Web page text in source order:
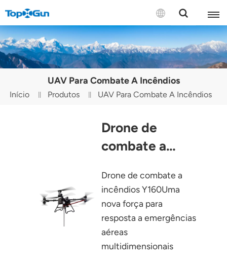
CONTATE-NOS
English
Español
Português(Portugal)
Português(Brasil)
Tiếng Việt
UAV Para Combate A Incêndios
Início Produtos UAV Para Combate A Incêndios
Drone de
combate a
Drone de combate a
incêndios Y160Uma
nova força para
resposta a emergências
aéreas
multidimensionais